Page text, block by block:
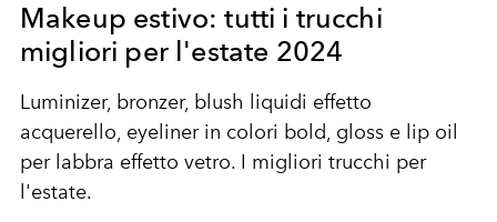
Makeup estivo: tutti i trucchi
migliori per l'estate 2024
Luminizer, bronzer, blush liquidi effetto
acquerello, eyeliner in colori bold, gloss e lip oil
per labbra effetto vetro. I migliori trucchi per
l'estate.